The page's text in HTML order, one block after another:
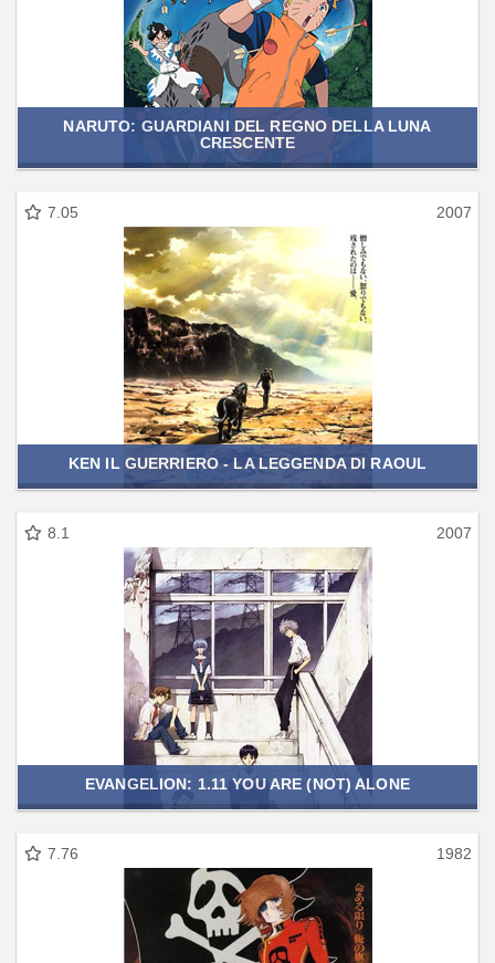
NARUTO: GUARDIANI DEL REGNO DELLA LUNA
CRESCENTE
7.05 2007
KEN IL GUERRIERO - LA LEGGENDA DI RAOUL
8.1 2007
EVANGELION: 1.11 YOU ARE (NOT) ALONE
7.76 1982